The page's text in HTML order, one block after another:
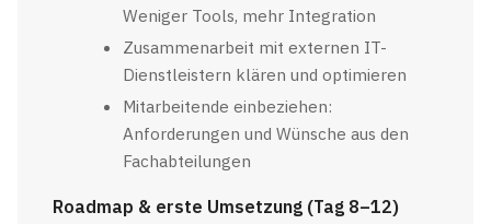
Weniger Tools, mehr Integration
Zusammenarbeit mit externen IT-
Dienstleistern klären und optimieren
Mitarbeitende einbeziehen:
Anforderungen und Wünsche aus den
Fachabteilungen
Roadmap & erste Umsetzung (Tag 8–12)